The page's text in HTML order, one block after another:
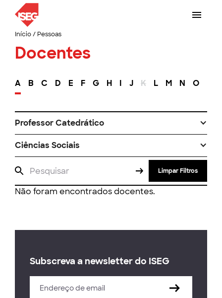
Início/ Pessoas
Docentes
A B C D E F G H I J K L M N O
Professor Catedrático
Ciências Sociais
Limpar Filtros
Não foram encontrados docentes.
Subscreva a newsletter do ISEG